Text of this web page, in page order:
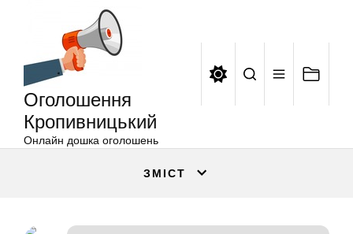
Оголошення
Кропивницький
Онлайн дошка оголошень
ЗМІСТ